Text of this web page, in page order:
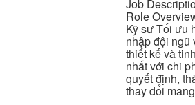
Job
Role
Kỹ sư Tối ưu
nhập đội ngũ
thiết kế và
nhất với chi
quyết định,
thay đổi